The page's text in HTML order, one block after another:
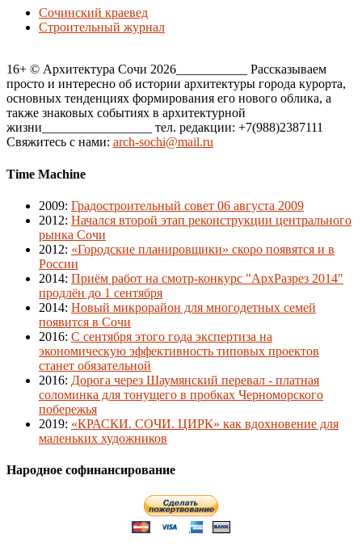
Сочинский краевед
Строительный журнал
16+ © Архитектура Сочи 2026___________ Рассказываем
просто и интересно об истории архитектуры города курорта,
основных тенденциях формирования его нового облика, а
также знаковых событиях в архитектурной
жизни_________________ тел. редакции: +7(988)2387111
Свяжитесь с нами: arch-sochi@mail.ru
Time Machine
2009: Градостроительный совет 06 августа 2009
2012: Начался второй этап реконструкции центрального
рынка Сочи
2012: «Городские планировщики» скоро появятся и в
России
2014: Приём работ на смотр-конкурс "АрхРазрез 2014"
продлён до 1 сентября
2014: Новый микрорайон для многодетных семей
появится в Сочи
2016: С сентября этого года экспертиза на
экономическую эффективность типовых проектов
станет обязательной
2016: Дорога через Шаумянский перевал - платная
соломинка для тонущего в пробках Черноморского
побережья
2019: «КРАСКИ. СОЧИ. ЦИРК» как вдохновение для
маленьких художников
Народное софинансирование